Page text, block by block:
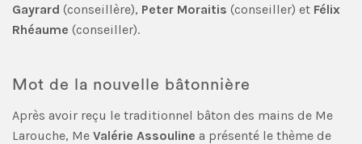
Gayrard (conseillère), Peter Moraitis (conseiller) et Félix
Rhéaume (conseiller).
Mot de la nouvelle bâtonnière
Après avoir reçu le traditionnel bâton des mains de Me
Larouche, Me Valérie Assouline a présenté le thème de